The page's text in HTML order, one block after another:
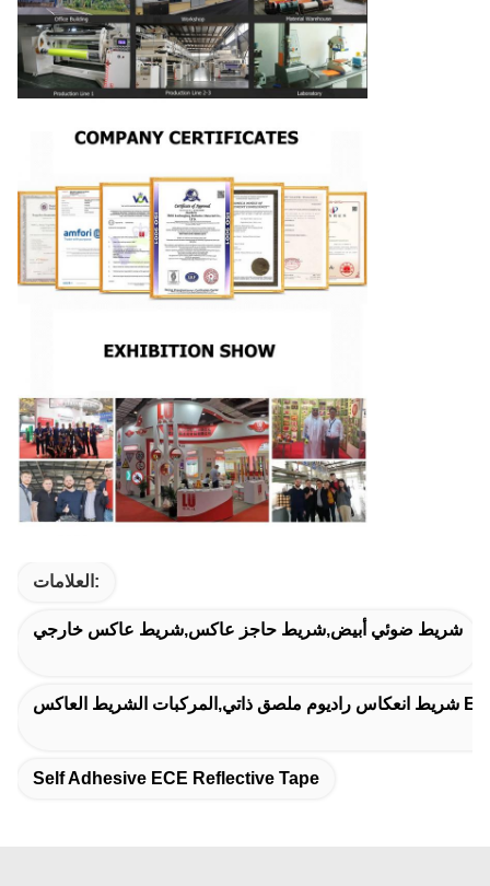
العلامات:
شريط ضوئي أبيض,شريط حاجز عاكس,شريط عاكس خارجي
Self Adhesive ECE Reflective Tape